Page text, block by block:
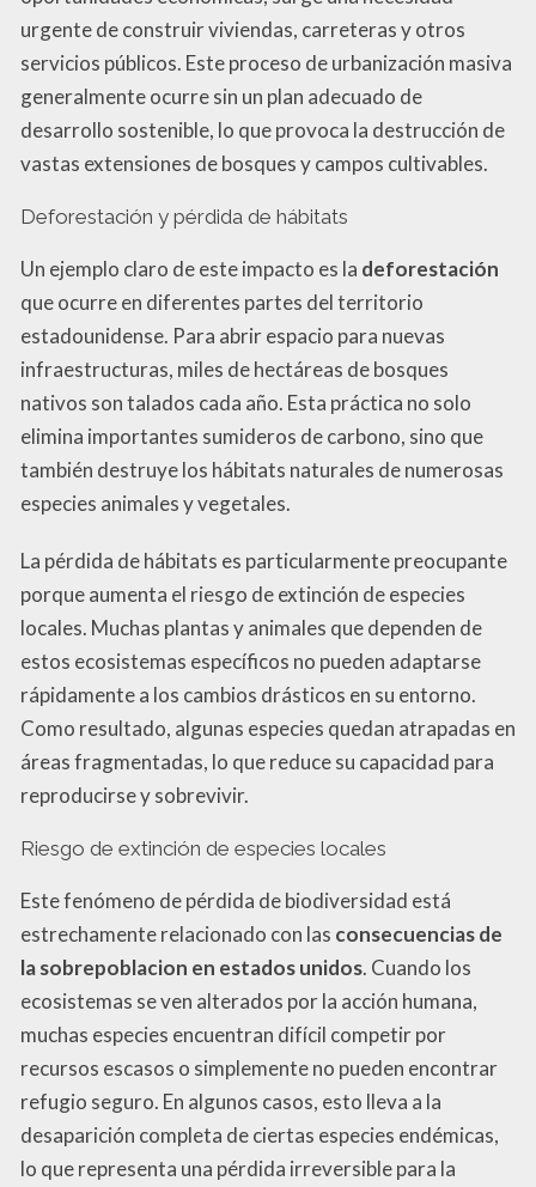
urgente de construir viviendas, carreteras y otros
servicios públicos. Este proceso de urbanización masiva
generalmente ocurre sin un plan adecuado de
desarrollo sostenible, lo que provoca la destrucción de
vastas extensiones de bosques y campos cultivables.
Deforestación y pérdida de hábitats
Un ejemplo claro de este impacto es la deforestación
que ocurre en diferentes partes del territorio
estadounidense. Para abrir espacio para nuevas
infraestructuras, miles de hectáreas de bosques
nativos son talados cada año. Esta práctica no solo
elimina importantes sumideros de carbono, sino que
también destruye los hábitats naturales de numerosas
especies animales y vegetales.
La pérdida de hábitats es particularmente preocupante
porque aumenta el riesgo de extinción de especies
locales. Muchas plantas y animales que dependen de
estos ecosistemas específicos no pueden adaptarse
rápidamente a los cambios drásticos en su entorno.
Como resultado, algunas especies quedan atrapadas en
áreas fragmentadas, lo que reduce su capacidad para
reproducirse y sobrevivir.
Riesgo de extinción de especies locales
Este fenómeno de pérdida de biodiversidad está
estrechamente relacionado con las consecuencias de
la sobrepoblacion en estados unidos. Cuando los
ecosistemas se ven alterados por la acción humana,
muchas especies encuentran difícil competir por
recursos escasos o simplemente no pueden encontrar
refugio seguro. En algunos casos, esto lleva a la
desaparición completa de ciertas especies endémicas,
lo que representa una pérdida irreversible para la